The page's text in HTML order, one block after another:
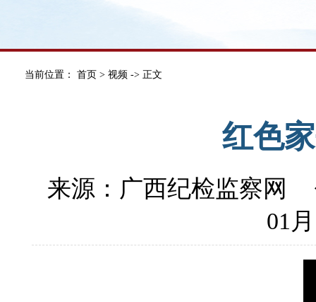
当前位置： 首页 > 视频 -> 正文
红色
来源：广西纪检监察网
01